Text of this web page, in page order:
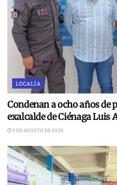
LOCALÍA
Condenan a ocho años
exalcalde de Ciénaga Luis
5 DE AGOSTO DE 2026